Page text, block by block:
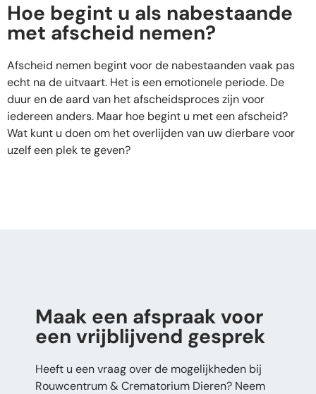
Hoe begint u als nabestaande
met afscheid nemen?
Afscheid nemen begint voor de nabestaanden vaak pas
echt na de uitvaart. Het is een emotionele periode. De
duur en de aard van het afscheidsproces zijn voor
iedereen anders. Maar hoe begint u met een afscheid?
Wat kunt u doen om het overlijden van uw dierbare voor
uzelf een plek te geven?
Maak een afspraak voor
een vrijblijvend gesprek
Heeft u een vraag over de mogelijkheden bij
Rouwcentrum & Crematorium Dieren? Neem